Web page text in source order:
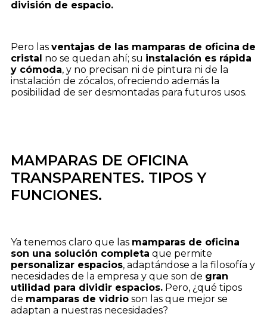
división de espacio.
Pero las ventajas de las mamparas de oficina de
cristal no se quedan ahí; su instalación es rápida
y cómoda, y no precisan ni de pintura ni de la
instalación de zócalos, ofreciendo además la
posibilidad de ser desmontadas para futuros usos.
MAMPARAS DE OFICINA
TRANSPARENTES. TIPOS Y
FUNCIONES.
Ya tenemos claro que las mamparas de oficina
son una solución completa que permite
personalizar espacios, adaptándose a la filosofía y
necesidades de la empresa y que son de gran
utilidad para dividir espacios. Pero, ¿qué tipos
de mamparas de vidrio son las que mejor se
adaptan a nuestras necesidades?